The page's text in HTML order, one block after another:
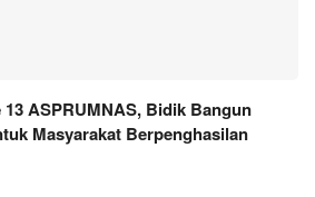
13 ASPRUMNAS, Bidik Bangun
Masyarakat Berpenghasilan